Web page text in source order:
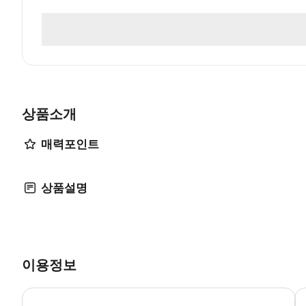
상품소개
매력포인트
상품설명
이용정보
3